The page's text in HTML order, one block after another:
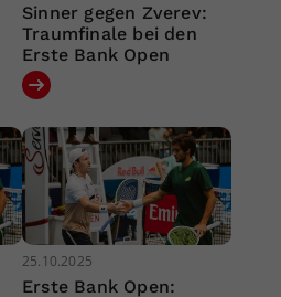
Sinner gegen Zverev:
Traumfinale bei den
Erste Bank Open
25.10.2025
Erste Bank Open: